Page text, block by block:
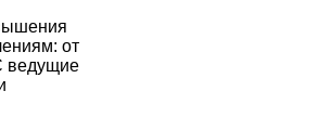
от
ведущие